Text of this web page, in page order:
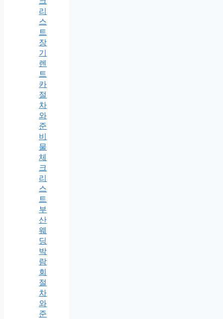
리
스
트
장
기
렌
트
카
절
차
와
준
비
물
체
크
리
스
트
부
산
웨
딩
박
람
회
절
차
와
준